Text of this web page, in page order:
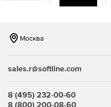
Средство публикации e-
Универсальный почтовый
Москва
sales.r@softline.com
8 (495) 232-00-60
8 (800) 200-08-60